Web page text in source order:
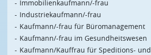
Immobilienkaufmann/-frau
Industriekaufmann/-frau
Kaufmann/-frau für Büromanagement
Kaufmann/-frau im Gesundheitswesen
Kaufmann/Kauffrau für Speditions- und